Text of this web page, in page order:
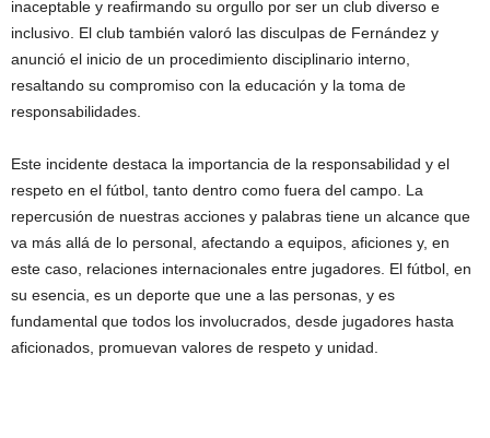
inaceptable y reafirmando su orgullo por ser un club diverso e
inclusivo. El club también valoró las disculpas de Fernández y
anunció el inicio de un procedimiento disciplinario interno,
resaltando su compromiso con la educación y la toma de
responsabilidades.
Este incidente destaca la importancia de la responsabilidad y el
respeto en el fútbol, tanto dentro como fuera del campo. La
repercusión de nuestras acciones y palabras tiene un alcance que
va más allá de lo personal, afectando a equipos, aficiones y, en
este caso, relaciones internacionales entre jugadores. El fútbol, en
su esencia, es un deporte que une a las personas, y es
fundamental que todos los involucrados, desde jugadores hasta
aficionados, promuevan valores de respeto y unidad.